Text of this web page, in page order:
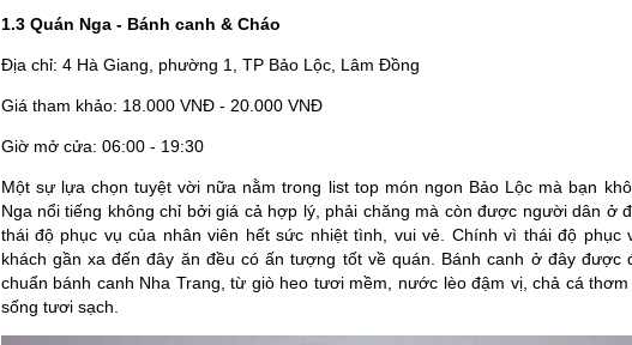
1.3 Quán Nga - Bánh canh & Cháo
Địa chỉ: 4 Hà Giang, phường 1, TP Bảo Lộc, Lâm Đồng
Giá tham khảo: 18.000 VNĐ - 20.000 VNĐ
Giờ mở cửa: 06:00 - 19:30
Một sự lựa chọn tuyệt vời nữa nằm trong list top món ngon Bảo Lộc mà bạn
Nga nổi tiếng không chỉ bởi giá cả hợp lý, phải chăng mà còn được người dân ở
thái độ phục vụ của nhân viên hết sức nhiệt tình, vui vẻ. Chính vì thái độ phục
khách gần xa đến đây ăn đều có ấn tượng tốt về quán. Bánh canh ở đây được
chuẩn bánh canh Nha Trang, từ giò heo tươi mềm, nước lèo đậm vị, chả cá
sống tươi sạch.